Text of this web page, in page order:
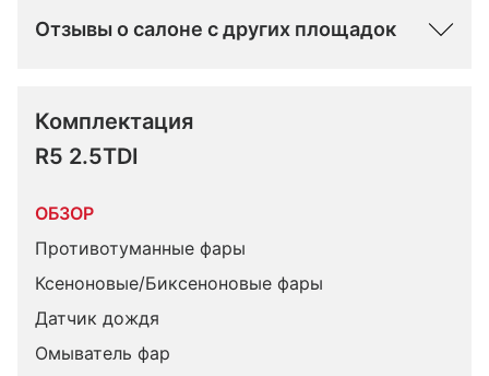
Отзывы о салоне с других площадок
Комплектация
R5 2.5TDI
ОБЗОР
Противотуманные фары
Ксеноновые/Биксеноновые фары
Датчик дождя
Омыватель фар